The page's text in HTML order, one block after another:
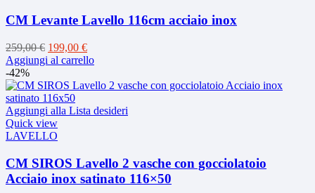
essere
scelte
nella
pagina
del
prodotto
CM Levante Lavello 116cm acciaio inox
259,00€ Il
prezzo
era:
259,00 €.
199,00 €Il
prezzo
è:
Aggiungi al carrello
-42%
Aggiungi alla Lista desideri
Quick view
LAVELLO
CM SIROS Lavello 2 vasche con gocciolatoio
Acciaio inox satinato 116×50